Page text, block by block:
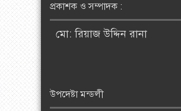
প্রকাশক ও সম্পাদক :
মো: রিয়াজ উদ্দিন রানা
উপদেষ্টা মন্ডলী